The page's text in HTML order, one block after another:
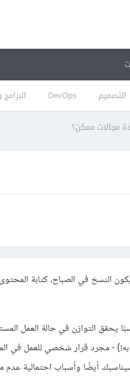
التصميم DevOps
مجالات ممكن؟
النسخ في الصباح، كتابة
يحقق التوازن في حالة العمل
- مجرد قرار شخصي للعمل في
أيضًا وأسباب احتمالية عدم